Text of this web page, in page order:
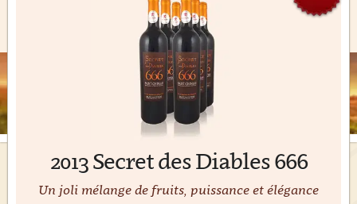
2013 Secret des Diables 666
Un joli mélange de fruits, puissance et élégance